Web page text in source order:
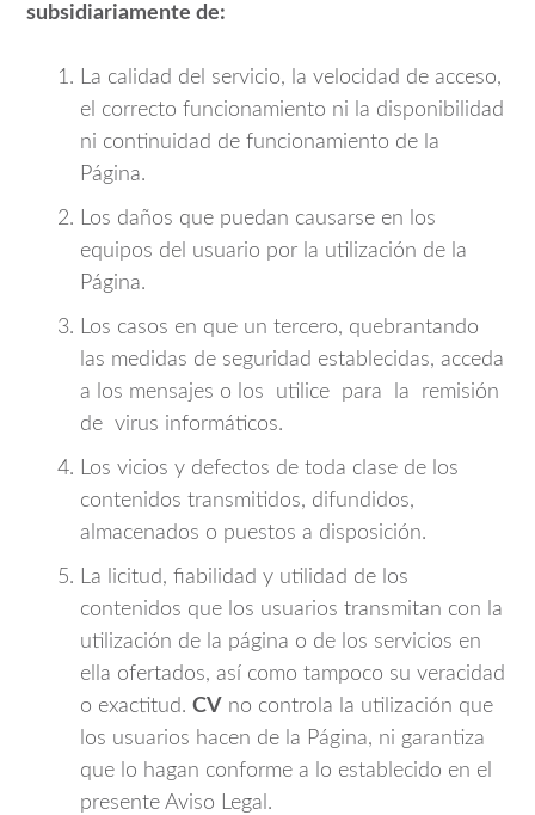
subsidiariamente de:
La calidad del servicio, la velocidad de acceso,
el correcto funcionamiento ni la disponibilidad
ni continuidad de funcionamiento de la
Página.
Los daños que puedan causarse en los
equipos del usuario por la utilización de la
Página.
Los casos en que un tercero, quebrantando
las medidas de seguridad establecidas, acceda
a los mensajes o los utilice para la remisión
de virus informáticos.
Los vicios y defectos de toda clase de los
contenidos transmitidos, difundidos,
almacenados o puestos a disposición.
La licitud, fiabilidad y utilidad de los
contenidos que los usuarios transmitan con la
utilización de la página o de los servicios en
ella ofertados, así como tampoco su veracidad
o exactitud. CV no controla la utilización que
los usuarios hacen de la Página, ni garantiza
que lo hagan conforme a lo establecido en el
presente Aviso Legal.